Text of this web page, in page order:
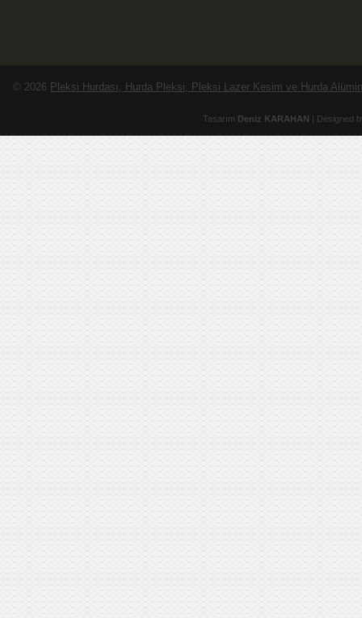
© 2026 Pleksi Hurdası, Hurda Pleksi, Pleksi Lazer Kesim ve Hurda
Tasarım Deniz KARAHAN | Designed